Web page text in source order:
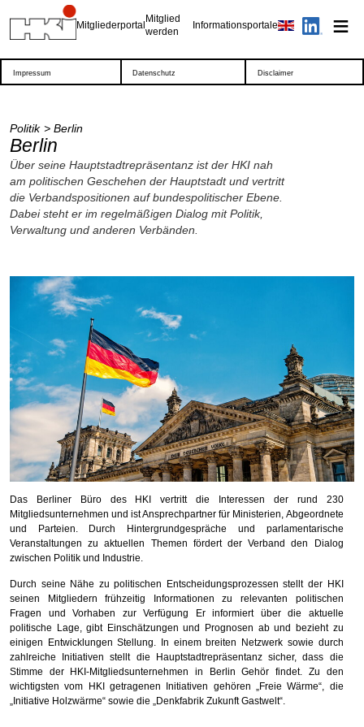
Mitgliederportal
Mitglied
werden
Informationsportale
Impressum Datenschutz Disclaimer
Politik Berlin
Berlin
Über seine Hauptstadtrepräsentanz ist der HKI nah
am politischen Geschehen der Hauptstadt und vertritt
die Verbandspositionen auf bundespolitischer Ebene.
Dabei steht er im regelmäßigen Dialog mit Politik,
Verwaltung und anderen Verbänden.
Das Berliner Büro des HKI vertritt die Interessen der rund 230
Mitgliedsunternehmen und ist Ansprechpartner für Ministerien, Abgeordnete
und Parteien. Durch Hintergrundgespräche und parlamentarische
Veranstaltungen zu aktuellen Themen fördert der Verband den Dialog
zwischen Politik und Industrie.
Durch seine Nähe zu politischen Entscheidungsprozessen stellt der HKI
seinen Mitgliedern frühzeitig Informationen zu relevanten politischen
Fragen und Vorhaben zur Verfügung Er informiert über die aktuelle
politische Lage, gibt Einschätzungen und Prognosen ab und bezieht zu
einigen Entwicklungen Stellung. In einem breiten Netzwerk sowie durch
zahlreiche Initiativen stellt die Hauptstadtrepräsentanz sicher, dass die
Stimme der HKI-Mitgliedsunternehmen in Berlin Gehör findet. Zu den
wichtigsten vom HKI getragenen Initiativen gehören „Freie Wärme“, die
„Initiative Holzwärme“ sowie die „Denkfabrik Zukunft Gastwelt“.